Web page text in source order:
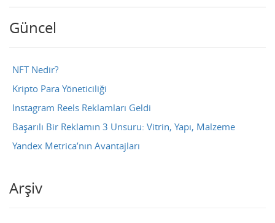
Güncel
NFT Nedir?
Kripto Para Yöneticiliği
Instagram Reels Reklamları Geldi
Başarılı Bir Reklamın 3 Unsuru: Vitrin, Yapı, Malzeme
Yandex Metrica’nın Avantajları
Arşiv